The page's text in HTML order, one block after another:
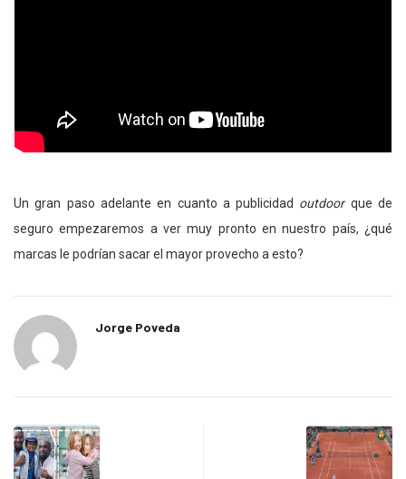
Un gran paso adelante en cuanto a publicidad outdoorque de
seguro empezaremos a ver muy pronto en nuestro país, ¿qué
marcas le podrían sacar el mayor provecho a esto?
Jorge Poveda